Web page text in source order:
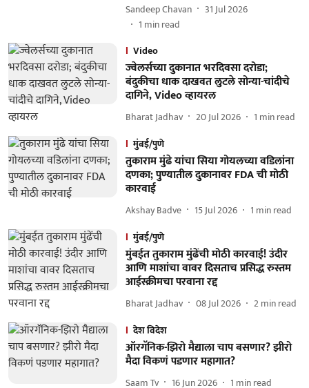
Sandeep Chavan
31 Jul 2026
1 min read
Video
ज्वेलर्सच्या दुकानात भरदिवसा दरोडा;
बंदुकीचा धाक दाखवत लुटले सोन्या-चांदीचे
दागिने, Video व्हायरल
Bharat Jadhav 20 Jul 2026 1 min read
मुंबई/पुणे
तुकाराम मुंढे यांचा सिया गोयलच्या वडिलांना
दणका; पुण्यातील दुकानावर FDA ची मोठी
कारवाई
Akshay Badve 15 Jul 2026 1 min read
मुंबई/पुणे
मुंबईत तुकाराम मुंढेंची मोठी कारवाई! उंदीर
आणि माशांचा वावर दिसताच प्रसिद्ध रुस्तम
आईस्क्रीमचा परवाना रद्द
Bharat Jadhav 08 Jul 2026 2min read
देश विदेश
ऑरगॅनिक-झिरो मैद्याला चाप बसणार? झीरो
मैदा विकणं पडणार महागात?
Saam Tv 16 Jun 2026 1 min read